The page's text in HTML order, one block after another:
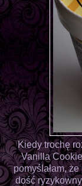
Kiedy trochę
Vanilla
pomyślałam,
dość